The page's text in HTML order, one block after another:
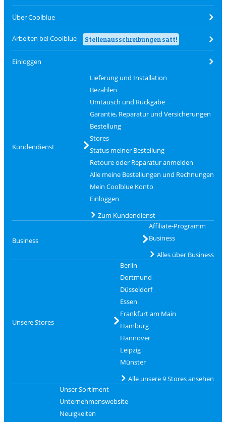
Über Coolblue
Arbeiten bei Coolblue Stellenausschreibungen satt!
Einloggen
Kundendienst
Lieferung und Installation
Bezahlen
Umtausch und Rückgabe
Garantie, Reparatur und Versicherungen
Bestellung
Stores
Status meiner Bestellung
Retoure oder Reparatur anmelden
Alle meine Bestellungen und Rechnungen
Mein Coolblue Konto
Einloggen
Zum Kundendienst
Business
Affiliate-Programm
Business
Alles über Business
Unsere Stores
Berlin
Dortmund
Düsseldorf
Essen
Frankfurt am Main
Hamburg
Hannover
Leipzig
Münster
Alle unsere 9 Stores ansehen
Unser Sortiment
Unternehmenswebsite
Neuigkeiten